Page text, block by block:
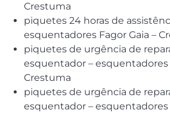
Crestuma
piquetes 24 horas de
esquentadores Fagor Gaia –
piquetes de urgência de
esquentador – esquentadores
Crestuma
piquetes de urgência de
esquentador – esquentadores